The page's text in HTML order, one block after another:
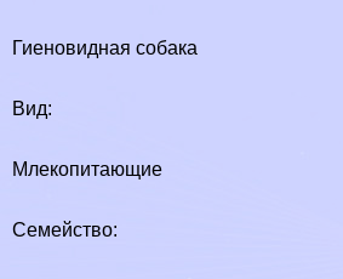
Гиеновидная собака
Вид:
Млекопитающие
Семейство: